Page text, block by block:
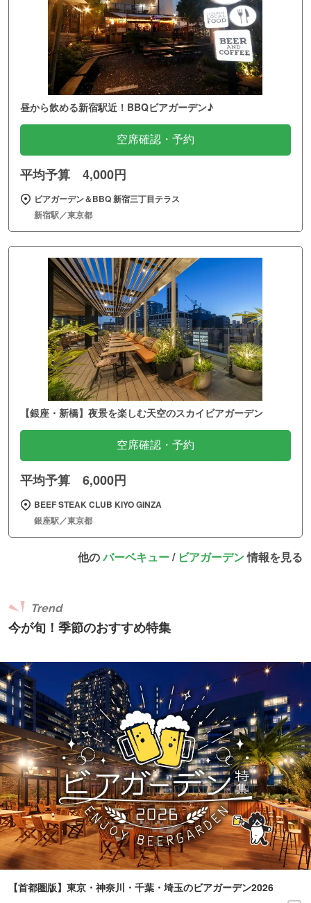
昼から飲める新宿駅近！BBQビアガーデン♪
空席確認・予約
平均予算 4,000円
ビアガーデン＆BBQ 新宿三丁目テラス
新宿駅／東京都
【銀座・新橋】夜景を楽しむ天空のスカイビアガーデン
空席確認・予約
平均予算 6,000円
BEEF STEAK CLUB KIYO GINZA
銀座駅／東京都
他のバーベキュー/ ビアガーデン情報を見る
今が旬！季節のおすすめ特集
Trend
【首都圏版】東京・神奈川・千葉・埼玉のビアガーデン2026